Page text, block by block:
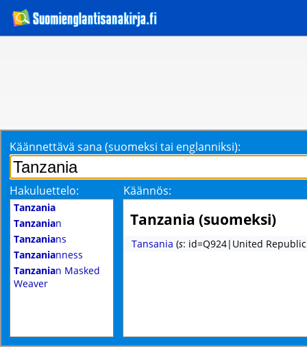
Käännettävä sana (suomeksi tai englanniksi):
Hakuluettelo: Käännös:
Tanzania
Tanzanian
Tanzanians
Tanzanianness
Tanzanian Masked
Weaver
Tanzania (suomeksi)
Tansania (s: id=Q924|United